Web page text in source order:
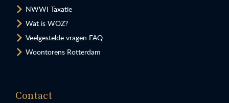
NWWI Taxatie
Wat is WOZ?
Veelgestelde vragen FAQ
Woontorens Rotterdam
Contact